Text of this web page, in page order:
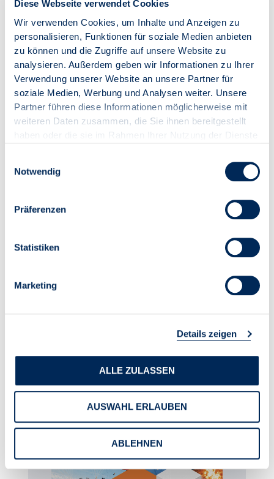
Diese Webseite verwendet Cookies
Wir verwenden Cookies, um Inhalte und Anzeigen zu
personalisieren, Funktionen für soziale Medien anbieten
zu können und die Zugriffe auf unsere Website zu
analysieren. Außerdem geben wir Informationen zu Ihrer
Verwendung unserer Website an unsere Partner für
soziale Medien, Werbung und Analysen weiter. Unsere
Partner führen diese Informationen möglicherweise mit
weiteren Daten zusammen, die Sie ihnen bereitgestellt
haben oder die sie im Rahmen Ihrer Nutzung der Dienste
Notwendig
Präferenzen
Statistiken
Marketing
Details zeigen
ALLE ZULASSEN
AUSWAHL ERLAUBEN
ABLEHNEN
Sanierungsprozesse so organisiert werden, dass
rechtzeitig geprüft wird, ob ein gültiger
Energieausweis vorliegt oder neu erstellt
werden muss. Auch die Zusammenarbeit mit
qualifizierten Ausstellern sollte frühzeitig
gesichert werden, da die Nachfrage steigen
dürfte. Entscheidend sind verlässliche interne
Prozesse für fristgerechte Beschaffung, korrekte
Nutzung und nachvollziehbare Dokumentation.